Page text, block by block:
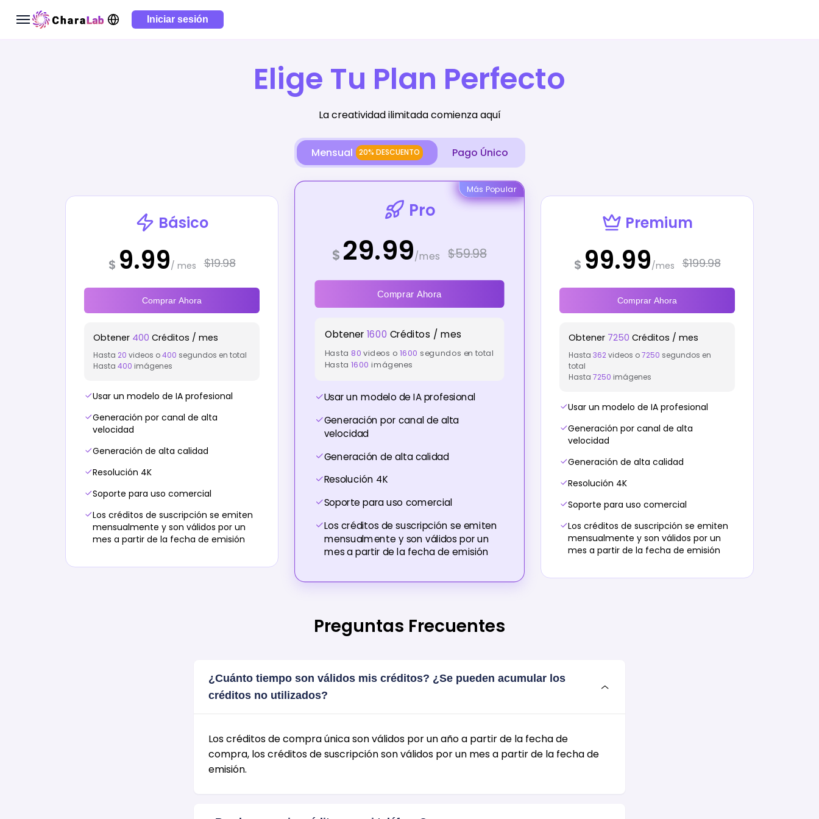
Iniciar sesión
Elige Tu Plan Perfecto
La creatividad ilimitada comienza aquí
Mensual 20% DESCUENTO Pago Único
Básico
$ 9.99/ mes $19.98
Comprar Ahora
Obtener 400 Créditos / mes
Hasta 20 videos o400 segundos en total
Hasta 400 imágenes
Usar un modelo de IA profesional
Generación por canal de alta
velocidad
Generación de alta calidad
Resolución 4K
Soporte para uso comercial
Los créditos de suscripción se emiten
mensualmente y son válidos por un
mes a partir de la fecha de emisión
Más Popular
Pro
$ 29.99/mes $59.98
Comprar Ahora
Obtener 1600 Créditos / mes
Hasta 80 videos o 1600 segundos en total
Hasta 1600 imágenes
Usar un modelo de IA profesional
Generación por canal de alta
velocidad
Generación de alta calidad
Resolución 4K
Soporte para uso comercial
Los créditos de suscripción se emiten
mensualmente y son válidos por un
mes a partir de la fecha de emisión
Premium
$ 99.99/mes $199.98
Comprar Ahora
Obtener 7250 Créditos / mes
Hasta 362videos o7250 segundos en
total
Hasta 7250 imágenes
Usar un modelo de IA profesional
Generación por canal de alta
velocidad
Generación de alta calidad
Resolución 4K
Soporte para uso comercial
Los créditos de suscripción se emiten
mensualmente y son válidos por un
mes a partir de la fecha de emisión
Preguntas Frecuentes
¿Cuánto tiempo son válidos mis créditos? ¿Se pueden acumular los
créditos no utilizados?
Los créditos de compra única son válidos por un año a partir de la fecha de
compra, los créditos de suscripción son válidos por un mes a partir de la fecha de
emisión.